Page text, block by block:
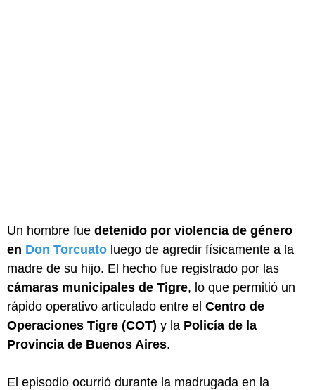
Un hombre fue detenido por violencia de género
en Don Torcuato luego de agredir físicamente a la
madre de su hijo. El hecho fue registrado por las
cámaras municipales de Tigre, lo que permitió un
rápido operativo articulado entre el Centro de
Operaciones Tigre (COT) y la Policía de la
Provincia de Buenos Aires.
El episodio ocurrió durante la madrugada en la